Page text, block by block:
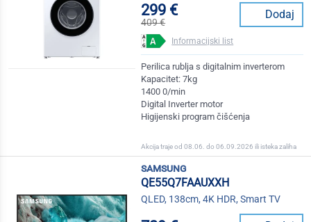
299 €
409 €
Dodaj
Informacijski list
Perilica rublja s digitalnim inverterom
Kapacitet: 7kg
1400 0/min
Digital Inverter motor
Higijenski program čišćenja
Akcija traje od 08.06. do 06.09.2026 ili isteka zaliha
samsung
QE55Q7FAAUXXH
QLED, 138cm, 4K HDR, Smart TV